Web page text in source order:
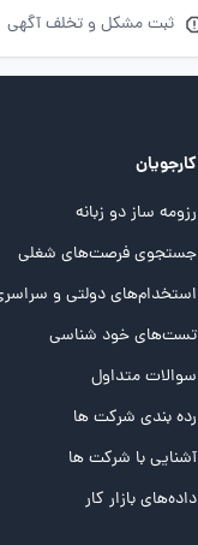
ثبت مشکل و تخلف آگهی
کارجویان
رزومه ساز دو زبانه
جستجوی فرصت‌های شغلی
استخدام‌های دولتی و
تست‌های خود شناسی
تست MBTI
تست تیپ سنجی شغلی Holland
تست NEO
تست هوش های چندگانه
سوالات متداول
رده بندی شرکت ها
آشنایی با شرکت ها
داده‌های بازار کار